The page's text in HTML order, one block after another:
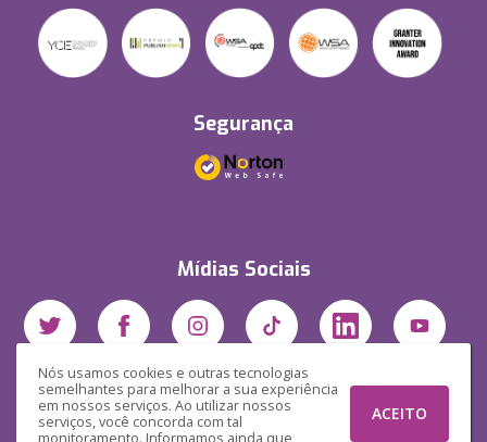
Nós usamos cookies e outras tecnologias
semelhantes para melhorar a sua experiência
em nossos serviços. Ao utilizar nossos
serviços, você concorda com tal
monitoramento. Informamos ainda que
ACEITO
Segurança
Mídias Sociais